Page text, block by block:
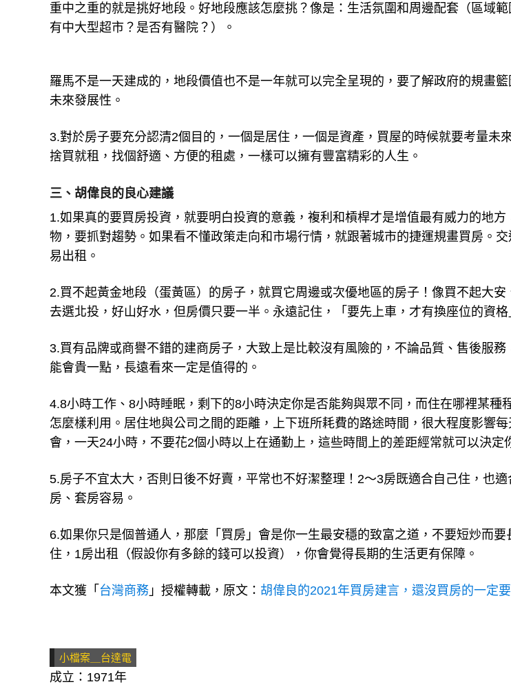
重中之重的就是挑好地段。好地段應該怎麼挑？像是：生活氛圍和周邊配套（區域
有中大型超市？是否有醫院？）。
羅馬不是一天建成的，地段價值也不是一年就可以完全呈現的，要了解政府的規畫
未來發展性。
3.對於房子要充分認清2個目的，一個是居住，一個是資產，買屋的時候就要考量未
捨買就租，找個舒適、方便的租處，一樣可以擁有豐富精彩的人生。
三、胡偉良的良心建議
1.如果真的要買房投資，就要明白投資的意義，複利和槓桿才是增值最有威力的地方
物，要抓對趨勢。如果看不懂政策走向和市場行情，就跟著城市的捷運規畫買房。
易出租。
2.買不起黃金地段（蛋黃區）的房子，就買它周邊或次優地區的房子！像買不起大安
去選北投，好山好水，但房價只要一半。永遠記住，「要先上車，才有換座位的資格
3.買有品牌或商譽不錯的建商房子，大致上是比較沒有風險的，不論品質、售後服務
能會貴一點，長遠看來一定是值得的。
4.8小時工作、8小時睡眠，剩下的8小時決定你是否能夠與眾不同，而住在哪裡某種
怎麼樣利用。居住地與公司之間的距離，上下班所耗費的路途時間，很大程度影響
會，一天24小時，不要花2個小時以上在通勤上，這些時間上的差距經常就可以決定
5.房子不宜太大，否則日後不好賣，平常也不好潔整理！2～3房既適合自己住，也
房、套房容易。
6.如果你只是個普通人，那麼「買房」會是你一生最安穩的致富之道，不要短炒而要
住，1房出租（假設你有多餘的錢可以投資），你會覺得長期的生活更有保障。
本文獲「 台灣商務 」授權轉載，原文： 胡偉良的2021年買房建言，還沒買房的一定要
小檔案＿台達電
成立：1971年